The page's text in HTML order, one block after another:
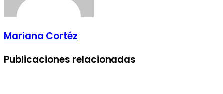
Mariana Cortéz
Publicaciones relacionadas